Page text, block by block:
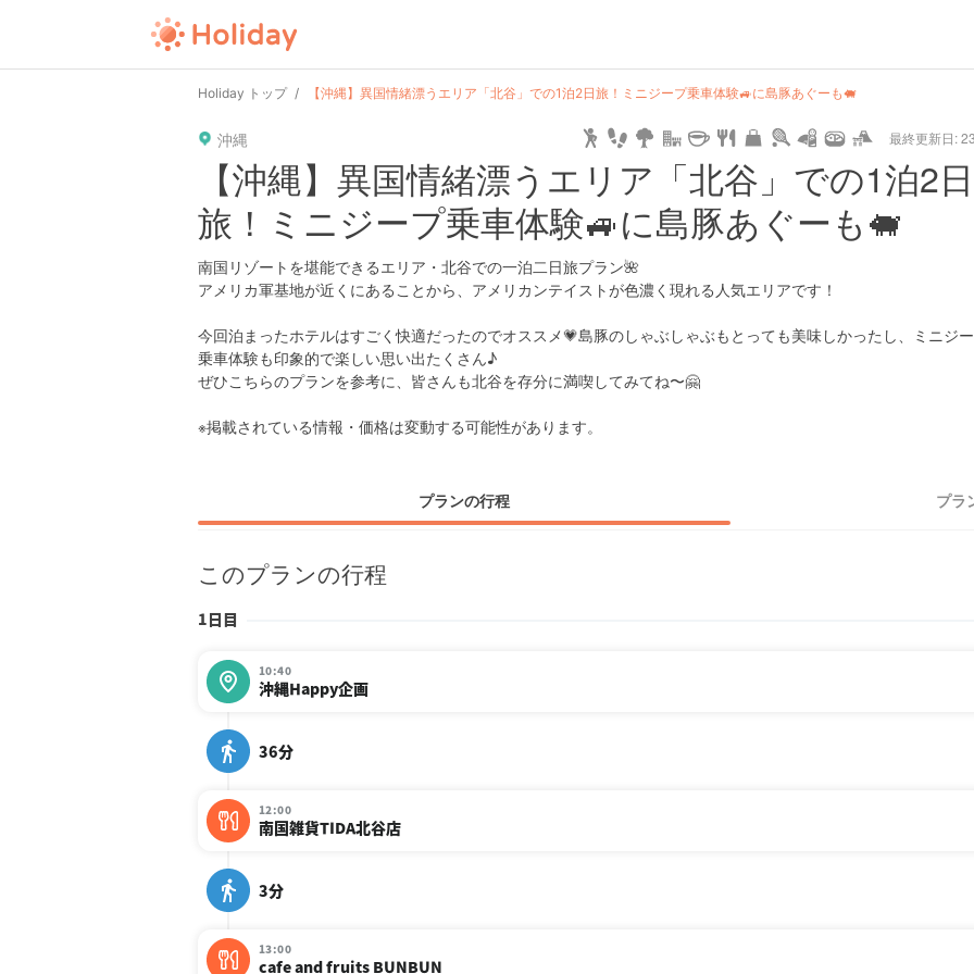
Holiday トップ 【沖縄】異国情緒漂うエリア「北谷」での1泊2日旅！ミニジープ乗車体験🚙に島豚あぐーも🐖
沖縄 最終更新日:
user
tokyo kanagawa
pin tel time url guide hot type camera home settings profile rank lock calendar access
【沖縄】異国情緒漂うエリア「北谷」での1泊2日
旅！ミニジープ乗車体験🚙に島豚あぐーも🐖
南国リゾートを堪能できるエリア・北谷での一泊二日旅プラン🌺
アメリカ軍基地が近くにあることから、アメリカンテイストが色濃く現れる人気エリアです！
今回泊まったホテルはすごく快適だったのでオススメ💗島豚のしゃぶしゃぶもとっても美味しかったし、ミニジ
乗車体験も印象的で楽しい思い出たくさん♪
ぜひこちらのプランを参考に、皆さんも北谷を存分に満喫してみてね〜🤗
※掲載されている情報・価格は変動する可能性があります。
プランの行程 プラ
このプランの行程
1日目
10:40
沖縄Happy企画
36分
12:00
南国雑貨TIDA北谷店
3分
13:00
cafe and fruits BUNBUN